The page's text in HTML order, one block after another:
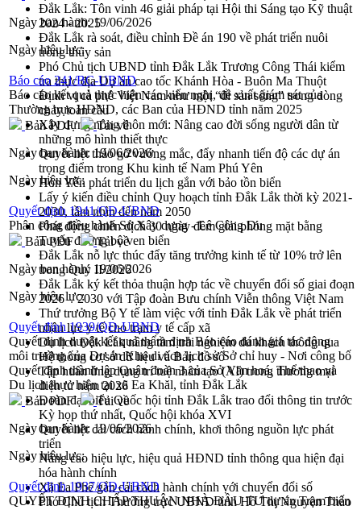
Đắk Lắk: Tôn vinh 46 giải pháp tại Hội thi Sáng tạo Kỹ thuật
2024 - 2025
Đắk Lắk rà soát, điều chỉnh Đề án 190 về phát triển nuôi
trồng thủy sản
Phó Chủ tịch UBND tỉnh Đắk Lắk Trương Công Thái kiểm
tra thực địa Dự án cao tốc Khánh Hòa - Buôn Ma Thuột
Định vị cà phê Việt Nam như một “di sản sống” trong dòng
chảy toàn cầu
Xây dựng nông thôn mới: Nâng cao đời sống người dân từ
những mô hình thiết thực
Quyết liệt tháo gỡ vướng mắc, đẩy nhanh tiến độ các dự án
trọng điểm trong Khu kinh tế Nam Phú Yên
Hòn Yến phát triển du lịch gắn với bảo tồn biển
Lấy ý kiến điều chỉnh Quy hoạch tỉnh Đắk Lắk thời kỳ 2021-
2030, tầm nhìn đến năm 2050
Phát động chiến dịch 30 ngày đêm giải phóng mặt bằng
Tuyến đường bộ ven biển
Đắk Lắk nỗ lực thúc đẩy tăng trưởng kinh tế từ 10% trở lên
trong Quý II/2026
Đắk Lắk ký kết thỏa thuận hợp tác về chuyển đổi số giai đoạn
2026 – 2030 với Tập đoàn Bưu chính Viễn thông Việt Nam
Thứ trưởng Bộ Y tế làm việc với tỉnh Đắk Lắk về phát triển
nhân lực y tế cho trạm y tế cấp xã
Du lịch Đắk Lắk nâng tầm trải nghiệm du khách thông qua
Hệ thống cơ sở dữ liệu và Bản đồ số
Tập huấn ứng dụng trí tuệ nhân tạo (AI) trong thương mại
điện tử năm 2026
Đoàn đại biểu Quốc hội tỉnh Đắk Lắk trao đổi thông tin trước
Kỳ họp thứ nhất, Quốc hội khóa XVI
Quyết liệt cải cách hành chính, khơi thông nguồn lực phát
triển
Nâng cao hiệu lực, hiệu quả HĐND tỉnh thông qua hiện đại
hóa hành chính
Xã Ea Phê gắn cải cách hành chính với chuyển đổi số
Phó Chủ tịch Thường trực UBND tỉnh Hồ Thị Nguyên Thảo
Ngày ban hành:19/06/2026
Ngày hiệu lực:
Báo cáo 241/BC-UBND
Báo cáo kết quả thực hiện các kiến nghị, đề xuất giám sát của
Thường trực HĐND, các Ban của HĐND tỉnh năm 2025
Bản PDF
Tải về
Ngày ban hành:19/06/2026
Ngày hiệu lực:
Quyết định 1941/QĐ-UBND
Phân công điều hành Sở Xây dựng - Lê Công Du
Bản PDF
Tải về
Ngày ban hành:19/06/2026
Ngày hiệu lực:
Quyết định 1939/QĐ-UBND
Quyết định duyệt kết quả thẩm định Báo cáo đánh giá tác động
môi trường của Dự án Khu di tích lịch sử Sở chỉ huy - Nơi công bố
Quyết định thành lập Quân đoàn 3 của Sở Văn hoá, Thể thao và
Du lịch thực hiện tại xã Ea Khăl, tỉnh Đắk Lắk
Bản PDF
Tải về
Ngày ban hành:19/06/2026
Ngày hiệu lực:
Quyết định 1937/QĐ-UBND
QUYẾT ĐỊNH CHẤP THUẬN NHÀ ĐẦU TƯ dự án Trạm biến